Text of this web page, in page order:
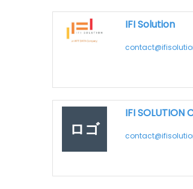
IFI Solution
ロゴ
IFI SOLUTION